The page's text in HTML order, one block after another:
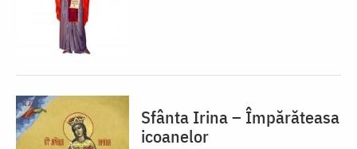
Sfânta Irina – Împărăteasa
icoanelor